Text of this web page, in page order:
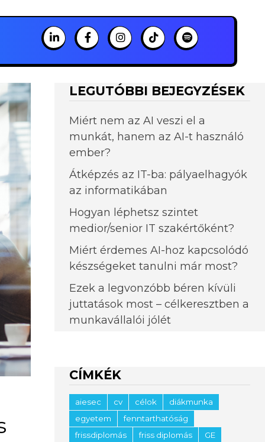
LEGUTÓBBI BEJEGYZÉSEK
Miért nem az AI veszi el a
munkát, hanem az AI-t használó
ember?
Átképzés az IT-ba: pályaelhagyók
az informatikában
Hogyan léphetsz szintet
medior/senior IT szakértőként?
Miért érdemes AI-hoz kapcsolódó
készségeket tanulni már most?
Ezek a legvonzóbb béren kívüli
juttatások most – célkeresztben a
munkavállalói jólét
CÍMKÉK
aiesec cv célok
diákmunka
egyetem
fenntarthatóság
frissdiplomás
friss diplomás
GE